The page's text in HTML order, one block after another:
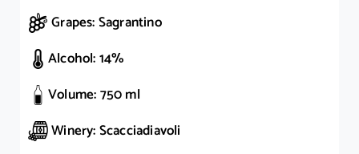
Grapes: Sagrantino
Alcohol: 14%
Volume: 750 ml
Winery: Scacciadiavoli